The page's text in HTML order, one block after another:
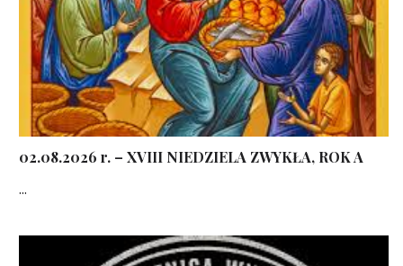
02.08.2026 r. – XVIII NIEDZIELA ZWYKŁA, ROK A
...